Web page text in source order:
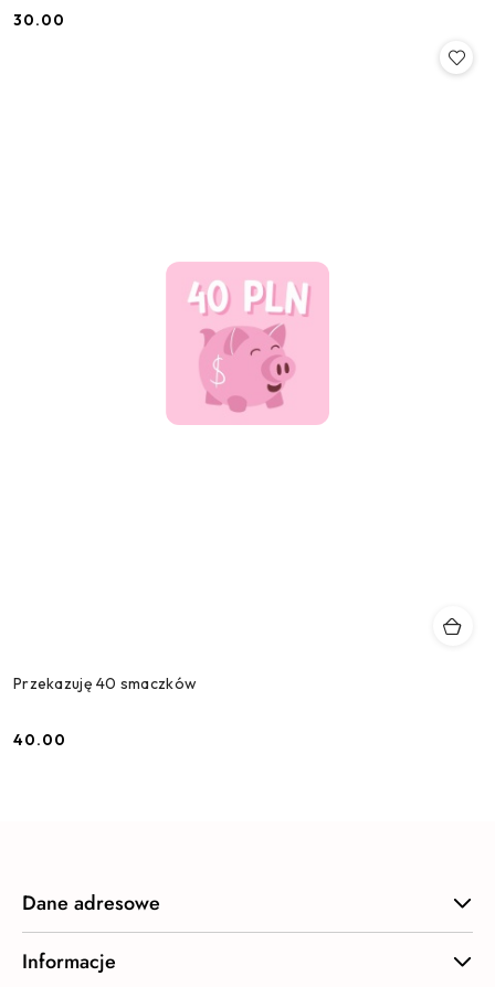
Cena:
30.00
Przekazuję 40 smaczków
Cena:
40.00
Dane adresowe
Informacje